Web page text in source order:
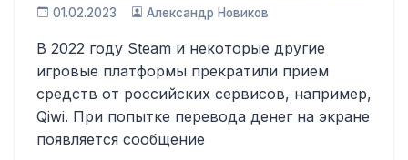
01.02.2023 Александр Новиков
В 2022 году Steam и некоторые другие
игровые платформы прекратили прием
средств от российских сервисов, например,
Qiwi. При попытке перевода денег на экране
появляется сообщение